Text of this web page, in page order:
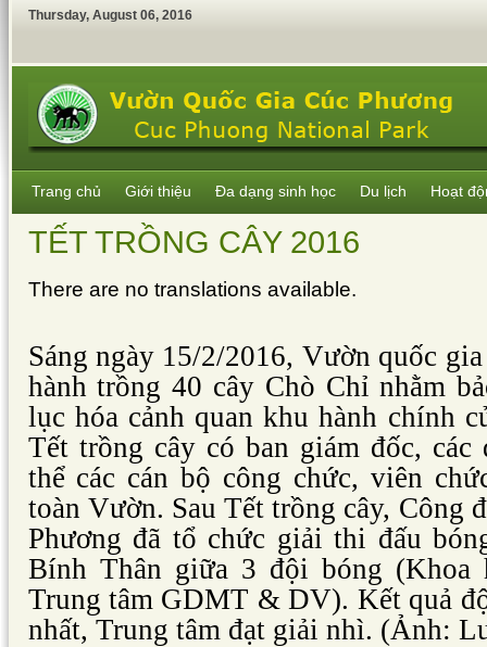
Thursday, August 06, 2016
Trang chủ Giới thiệu Đa dạng sinh học Du lịch Hoạt
TẾT TRỒNG CÂY 2016
There are no translations available.
Sáng ngày 15/2/2016, Vườn quốc
hành trồng 40 cây Chò Chỉ nhằm
lục hóa cảnh quan khu hành chính
Tết trồng cây có ban giám đốc, các
thể các cán bộ công chức, viên
toàn Vườn. Sau Tết trồng cây, Công
Phương đã tổ chức giải thi đấu
Bính Thân giữa 3 đội bóng (Khoa
Trung tâm GDMT & DV). Kết quả
nhất, Trung tâm đạt giải nhì. (Ảnh: